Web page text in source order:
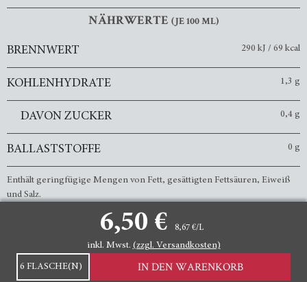
NÄHRWERTE (JE 100 ML)
BRENNWERT 290 kJ / 69 kcal
KOHLENHYDRATE 1,3 g
DAVON ZUCKER 0,4 g
BALLASTSTOFFE 0 g
Enthält geringfügige Mengen von Fett, gesättigten Fettsäuren, Eiweiß
und Salz.
6,50 € 8,67 €/L
inkl. Mwst. (zzgl. Versandkosten)
IN DEN WARENKORB
IMPRESSUM AGB WIDERRUFSRECHT